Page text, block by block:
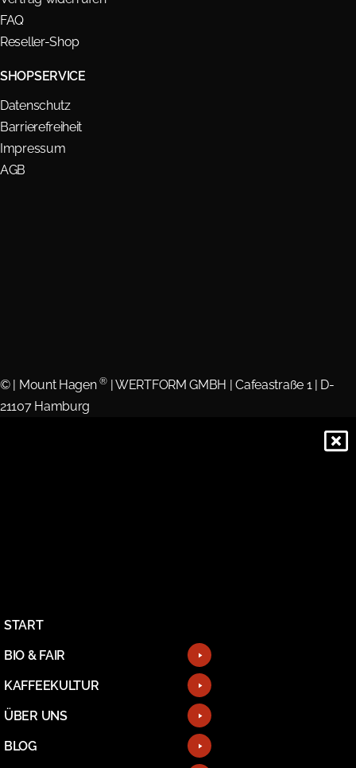
FAQ
Reseller-Shop
SHOPSERVICE
Datenschutz
Barrierefreiheit
Impressum
AGB
© | Mount Hagen®| WERTFORM GMBH | Cafeastraße 1 | D-
21107 Hamburg
START
BIO & FAIR
KAFFEEKULTUR
ÜBER UNS
BLOG